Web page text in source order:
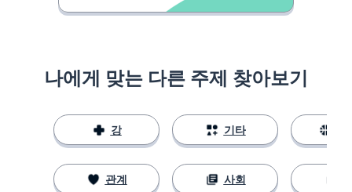
나에게 맞는 다른 주제 찾아보기
강
관계
기타
사회